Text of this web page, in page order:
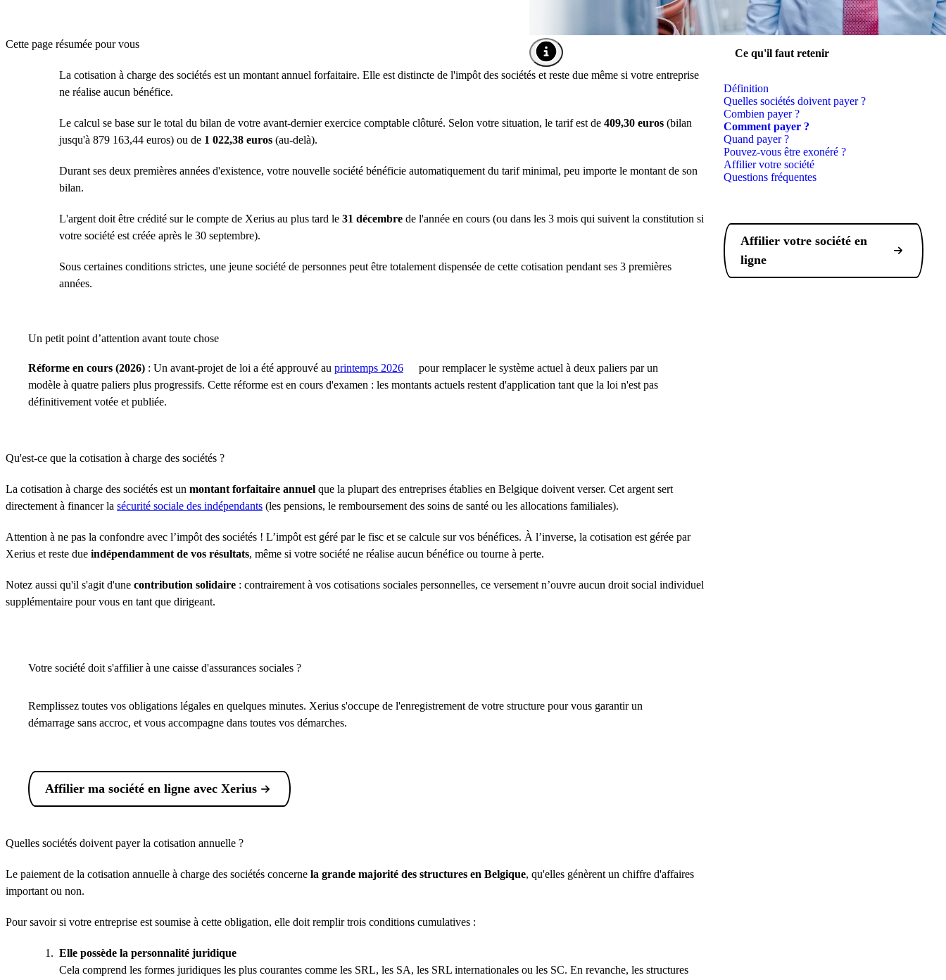
Ouvrir l'info-bulle de l'image
Cette page résumée pour vous
La cotisation à charge des sociétés est un montant annuel forfaitaire. Elle est distincte de l'impôt des sociétés et reste due même si votre entreprise
ne réalise aucun bénéfice.
Le calcul se base sur le total du bilan de votre avant-dernier exercice comptable clôturé. Selon votre situation, le tarif est de 409,30 euros (bilan
jusqu'à 879 163,44 euros) ou de 1 022,38 euros (au-delà).
Durant ses deux premières années d'existence, votre nouvelle société bénéficie automatiquement du tarif minimal, peu importe le montant de son
bilan.
L'argent doit être crédité sur le compte de Xerius au plus tard le 31 décembre de l'année en cours (ou dans les 3 mois qui suivent la constitution si
votre société est créée après le 30 septembre).
Sous certaines conditions strictes, une jeune société de personnes peut être totalement dispensée de cette cotisation pendant ses 3 premières
années.
Un petit point d’attention avant toute chose
Réforme en cours (2026) : Un avant-projet de loi a été approuvé au printemps 2026
pour remplacer le système actuel à deux paliers par un
modèle à quatre paliers plus progressifs. Cette réforme est en cours d'examen : les montants actuels restent d'application tant que la loi n'est pas
définitivement votée et publiée.
Qu'est-ce que la cotisation à charge des sociétés ?
La cotisation à charge des sociétés est un montant forfaitaire annuel que la plupart des entreprises établies en Belgique doivent verser. Cet argent sert
directement à financer la sécurité sociale des indépendants (les pensions, le remboursement des soins de santé ou les allocations familiales).
Attention à ne pas la confondre avec l’impôt des sociétés ! L’impôt est géré par le fisc et se calcule sur vos bénéfices. À l’inverse, la cotisation est gérée par
Xerius et reste due indépendamment de vos résultats, même si votre société ne réalise aucun bénéfice ou tourne à perte.
Notez aussi qu'il s'agit d'une contribution solidaire : contrairement à vos cotisations sociales personnelles, ce versement n’ouvre aucun droit social individuel
supplémentaire pour vous en tant que dirigeant.
Votre société doit s'affilier à une caisse d'assurances sociales ?
Remplissez toutes vos obligations légales en quelques minutes. Xerius s'occupe de l'enregistrement de votre structure pour vous garantir un
démarrage sans accroc, et vous accompagne dans toutes vos démarches.
Affilier ma société en ligne avec Xerius
Quelles sociétés doivent payer la cotisation annuelle ?
Le paiement de la cotisation annuelle à charge des sociétés concerne la grande majorité des structures en Belgique, qu'elles génèrent un chiffre d'affaires
important ou non.
Pour savoir si votre entreprise est soumise à cette obligation, elle doit remplir trois conditions cumulatives :
Elle possède la personnalité juridique
Cela comprend les formes juridiques les plus courantes comme les SRL, les SA, les SRL internationales ou les SC. En revanche, les structures
Ce qu'il faut retenir
Définition
Quelles sociétés doivent payer ?
Combien payer ?
Comment payer ?
Quand payer ?
Pouvez-vous être exonéré ?
Affilier votre société
Questions fréquentes
Affilier votre société en
ligne